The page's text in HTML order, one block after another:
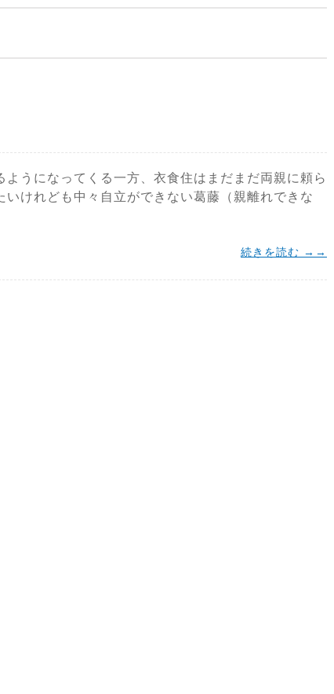
うになってくる一方、衣食住はまだまだ両親に頼ら
けれども中々自立ができない葛藤（親離れできな
続きを読む →→